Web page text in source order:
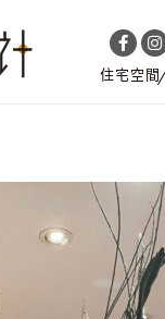
住宅空間